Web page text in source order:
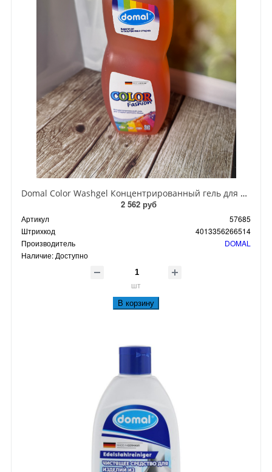
Domal Color Washgel Концентрированный гель для стирки цветного белья с активной формулой защиты цвета 825 мл на 22 стирки
2 562 руб
Артикул
57685
Штрихкод
4013356266514
Производитель
DOMAL
Наличие: Доступно
шт
В корзину